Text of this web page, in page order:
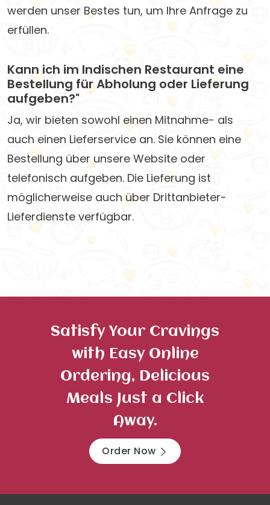
werden unser Bestes tun, um Ihre Anfrage zu
erfüllen.
Kann ich im Indischen Restaurant eine
Bestellung für Abholung oder Lieferung
aufgeben?"
Ja, wir bieten sowohl einen Mitnahme- als
auch einen Lieferservice an. Sie können eine
Bestellung über unsere Website oder
telefonisch aufgeben. Die Lieferung ist
möglicherweise auch über Drittanbieter-
Lieferdienste verfügbar.
Satisfy Your Cravings
with Easy Online
Ordering, Delicious
Meals Just a Click
Away.
Order Now